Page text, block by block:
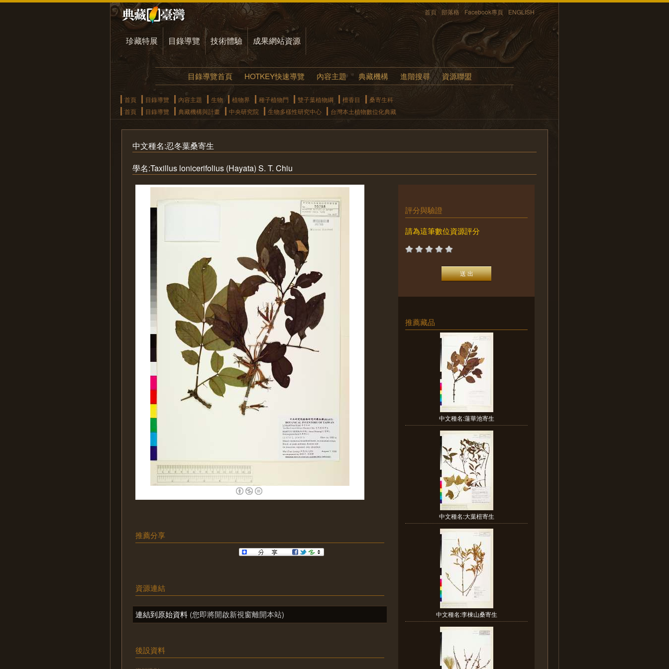
首頁 部落格 Facebook專頁 ENGLISH
珍藏特展 目錄導覽 技術體驗 成果網站資源
目錄導覽首頁 HOTKEY快速導覽 內容主題 典藏機構 進階搜尋 資源聯盟
首頁 目錄導覽 內容主題 生物 植物界 種子植物門 雙子葉植物綱 檀香目
桑寄生科
首頁
目錄導覽 典藏機構與計畫 中央研究院 生物多樣性研究中心 台灣本土植物數位化典藏
中文種名:忍冬葉桑寄生
學名:Taxillus lonicerifolius (Hayata) S. T. Chiu
推薦分享
資源連結
連結到原始資料 (您即將開啟新視窗離開本站)
後設資料
評分與驗證
請為這筆數位資源評分
推薦藏品
中文種名:蓮華池寄生
中文種名:大葉榿寄生
中文種名:李棟山桑寄生